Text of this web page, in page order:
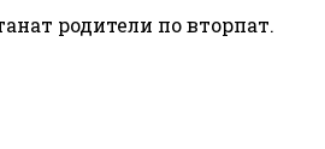
родители по вторпат.